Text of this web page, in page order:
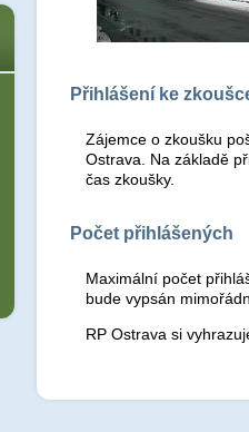
Přihlášení ke
Zájemce o zkoušku
Ostrava. Na základě
čas zkoušky.
Počet přihlášených
Maximální počet
bude vypsán
RP Ostrava si